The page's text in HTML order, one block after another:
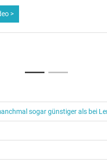
>
sogar günstiger als bei